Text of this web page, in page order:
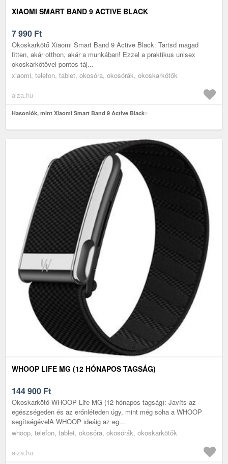
XIAOMI SMART BAND 9 ACTIVE BLACK
7 990 Ft
Okoskarkötő Xiaomi Smart Band 9 Active Black: Tartsd magad
fitten, akár otthon, akár a munkában! Ezzel a praktikus unisex
okoskarkötővel pontos táj...
xiaomi, telefon, tablet, okosóra, okosórák, okoskarkötők
alza.hu
Hasonlók, mint Xiaomi Smart Band 9 Active Black
WHOOP LIFE MG (12 HÓNAPOS TAGSÁG)
144 900 Ft
Okoskarkötő WHOOP Life MG (12 hónapos tagság): Javíts az
egészségeden és az erőnléteden úgy, mint még soha a WHOOP
segítségévelA WHOOP ideáig az eg...
whoop, telefon, tablet, okosóra, okosórák, okoskarkötők
alza.hu